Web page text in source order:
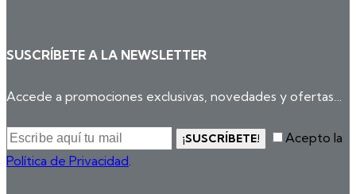
SUSCRÍBETE A LA NEWSLETTER
Accede a promociones exclusivas, novedades y ofertas…
¡SUSCRÍBETE!
Acepto la
Política de Privacidad